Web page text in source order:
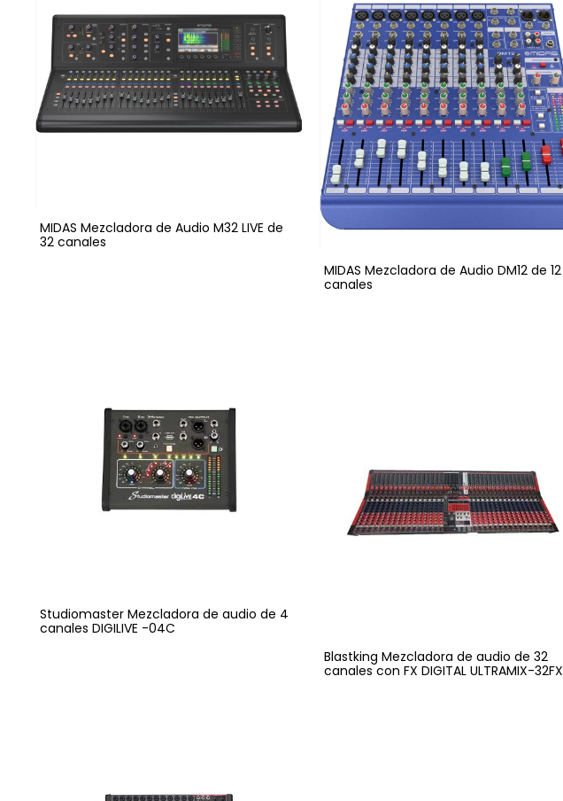
MIDAS Mezcladora de Audio M32 LIVE de
32 canales
MIDAS Mezcladora de Audio DM12 de 12
canales
Studiomaster Mezcladora de audio de 4
canales DIGILIVE -04C
Blastking Mezcladora de audio de 32
canales con FX DIGITAL ULTRAMIX-32FX